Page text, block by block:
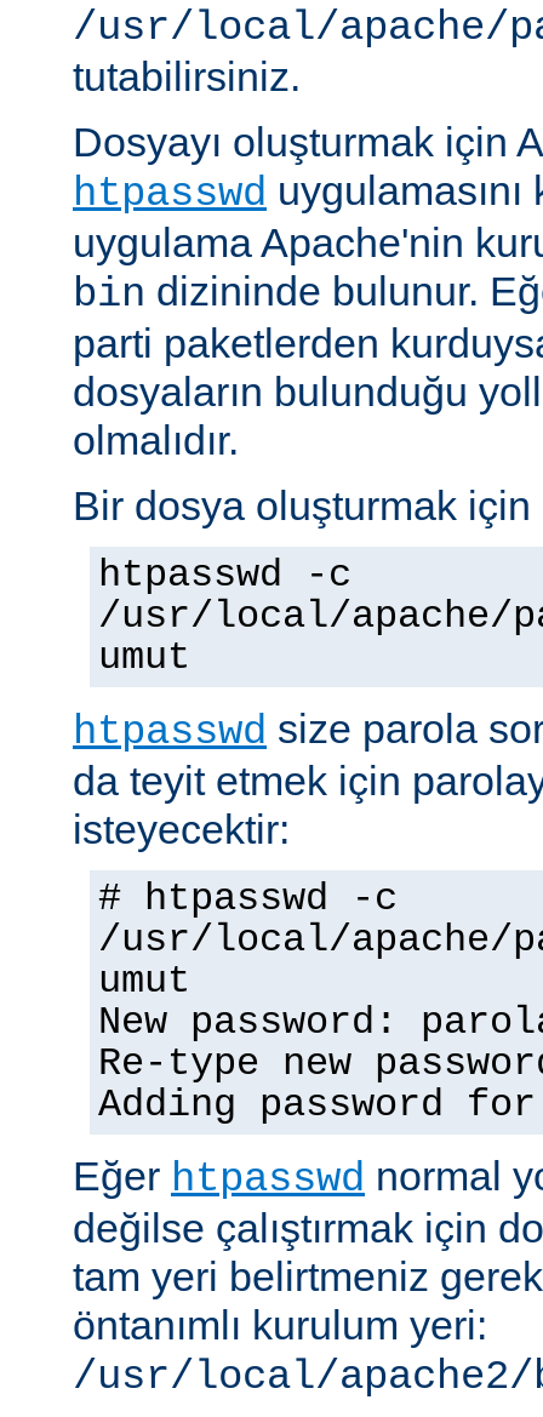
/usr/local/apache/
tutabilirsiniz.
Dosyayı oluşturmak için
htpasswd
uygulama Apache'nin
bin dizininde bulunur.
parti paketlerden
dosyaların bulunduğu
olmalıdır.
Bir dosya oluşturmak için
htpasswd -c
/usr/local/apache/
umut
htpasswd size parola
da teyit etmek için
isteyecektir:
# htpasswd -c
/usr/local/apache/
umut
New password:
Re-type new
Adding password
Eğer htpasswd normal
değilse çalıştırmak için
tam yeri belirtmeniz
öntanımlı kurulum yeri:
/usr/local/apache2/